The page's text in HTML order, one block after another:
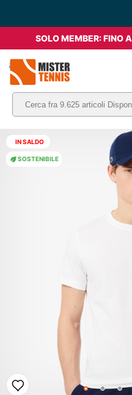
SOLO MEMBER: FINO
IN SALDO
SOSTENIBILE